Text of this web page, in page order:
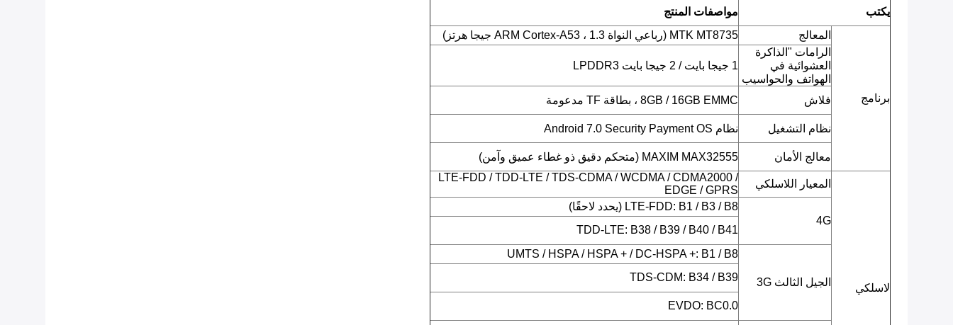
يكتب مواصفات المنتج
برنامج
المعالج
MTK MT8735 (رباعي النواة ARM Cortex-A53 ، 1.3 جيجا هرتز)
الرامات "الذاكرة
العشوائية في
الهواتف والحواسيب
1 جيجا بايت / 2 جيجا بايت LPDDR3
فلاش 8GB / 16GB EMMC ، بطاقة TF مدعومة
نظام التشغيل نظام Android 7.0 Security Payment OS
معالج الأمان MAXIM MAX32555 (متحكم دقيق ذو غطاء عميق وآمن)
لاسلكي
المعيار اللاسلكي
LTE-FDD / TDD-LTE / TDS-CDMA / WCDMA / CDMA2000 /
EDGE / GPRS
4G
LTE-FDD: B1 / B3 / B8 (يحدد لاحقًا)
TDD-LTE: B38 / B39 / B40 / B41
الجيل الثالث 3G
UMTS / HSPA / HSPA + / DC-HSPA +: B1 / B8
TDS-CDM: B34 / B39
EVDO: BC0.0